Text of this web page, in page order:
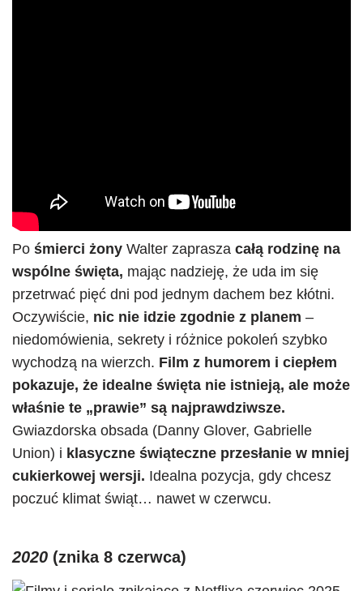
Po śmierci żony Walter zaprasza całą rodzinę na
wspólne święta, mając nadzieję, że uda im się
przetrwać pięć dni pod jednym dachem bez kłótni.
Oczywiście, nic nie idzie zgodnie z planem –
niedomówienia, sekrety i różnice pokoleń szybko
wychodzą na wierzch. Film z humorem i ciepłem
pokazuje, że idealne święta nie istnieją, ale może
właśnie te „prawie” są najprawdziwsze.
Gwiazdorska obsada (Danny Glover, Gabrielle
Union) i klasyczne świąteczne przesłanie w mniej
cukierkowej wersji. Idealna pozycja, gdy chcesz
poczuć klimat świąt… nawet w czerwcu.
2020 (znika 8 czerwca)